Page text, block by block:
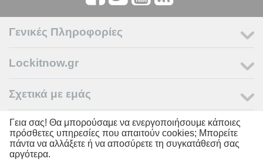
Γενικές Πληροφορίες
Lockitnow.gr
Σχετικά με εμάς
Ο Λογαριασμός μου
© 2011 - 2026 LOCKITNOW. Powered by
Γεια σας! Θα μπορούσαμε να ενεργοποιήσουμε κάποιες
πρόσθετες υπηρεσίες που απαιτούν cookies; Μπορείτε
πάντα να αλλάξετε ή να αποσύρετε τη συγκατάθεσή σας
αργότερα.